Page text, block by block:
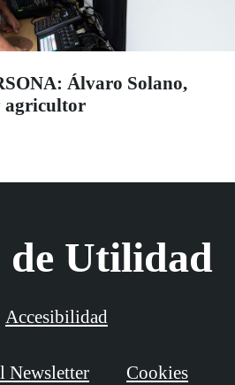
Álvaro Solano,
agricultor
de Utilidad
Accesibilidad
Newsletter Cookies